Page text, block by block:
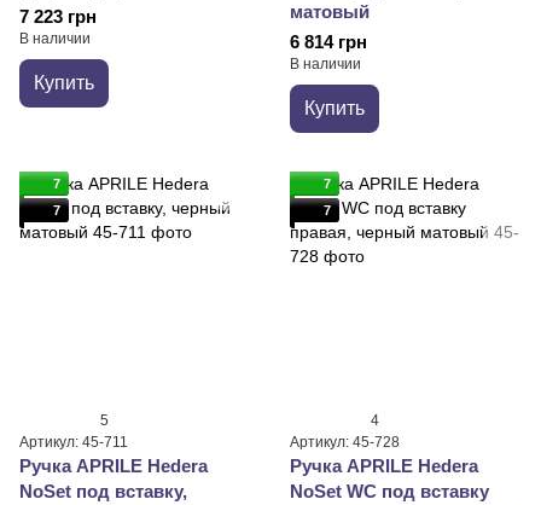
7 223 грн
В наличии
Купить
матовый
6 814 грн
В наличии
Купить
7
7
5
Артикул: 45-711
Ручка APRILE Hedera
NoSet под вставку,
7
7
4
Артикул: 45-728
Ручка APRILE Hedera
NoSet WC под вставку